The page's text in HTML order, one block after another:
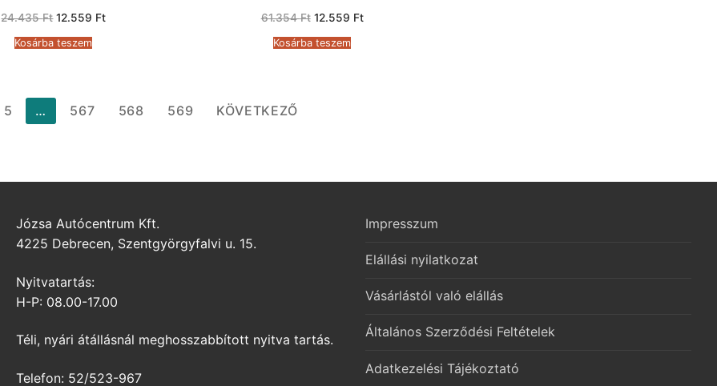
24.435Ft Original
was:
24.435 Ft.
12.559 FtCurrent
Kosárba teszem
61.354Ft Original
was:
61.354 Ft.
12.559 FtCurrent
Kosárba teszem
5 … 567 568 569 KÖVETKEZŐ
Józsa Autócentrum Kft.
4225 Debrecen, Szentgyörgyfalvi u. 15.
Nyitvatartás:
H-P: 08.00-17.00
Téli, nyári átállásnál meghosszabbított nyitva tartás.
Telefon: 52/523-967
Impresszum
Elállási nyilatkozat
Vásárlástól való elállás
Általános Szerződési Feltételek
Adatkezelési Tájékoztató